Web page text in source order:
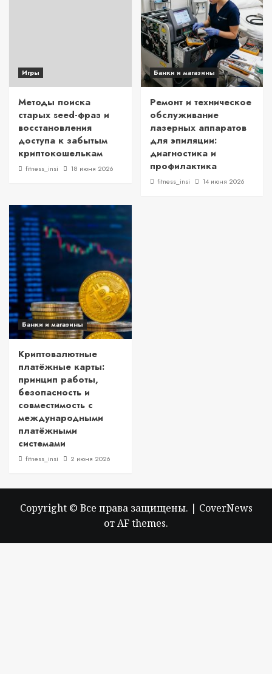
Игры
Методы поиска
старых seed-фраз и
восстановления
доступа к забытым
криптокошелькам
fitness_insi 18 июня 2026
Банки и магазины
Ремонт и техническое
обслуживание
лазерных аппаратов
для эпиляции:
диагностика и
профилактика
fitness_insi 14 июня 2026
Банки и магазины
Криптовалютные
платёжные карты:
принцип работы,
безопасность и
совместимость с
международными
платёжными
системами
fitness_insi 2 июня 2026
Copyright © Все права защищены. | CoverNews
от AF themes.